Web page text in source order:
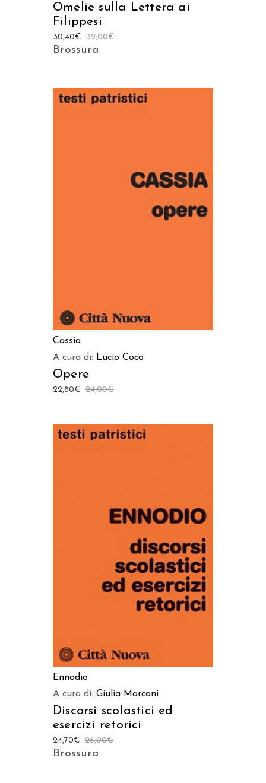
Omelie sulla Lettera ai
Filippesi
32,00€
30,40€
Brossura
AGGIUNGI AL CARRELLO
Cassia
A cura di: Lucio Coco
Opere
24,00€
22,80€
AGGIUNGI AL CARRELLO
Ennodio
A cura di: Giulia Marconi
Discorsi scolastici ed
esercizi retorici
26,00€
24,70€
Brossura